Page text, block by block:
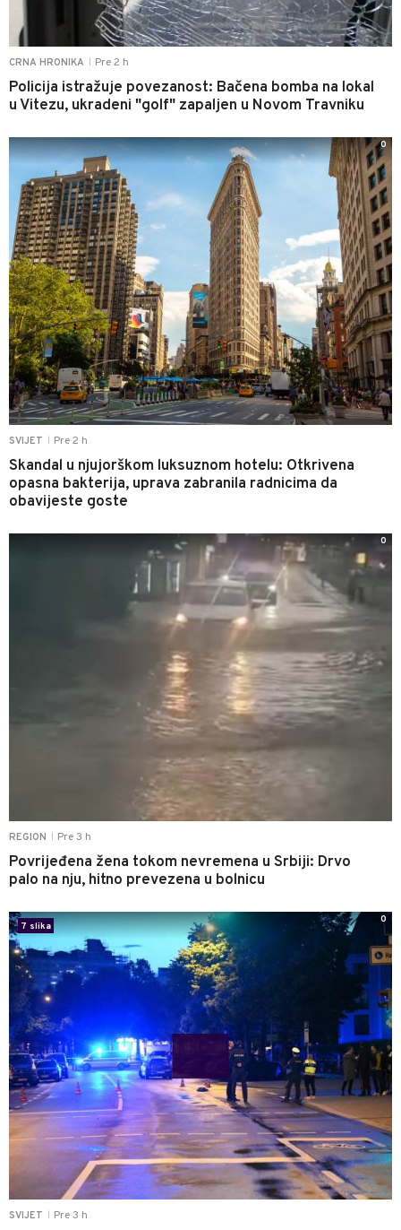
CRNA HRONIKA Pre 2 h
Policija istražuje povezanost: Bačena bomba na lokal
u Vitezu, ukradeni "golf" zapaljen u Novom Travniku
SVIJET Pre 2 h
Skandal u njujorškom luksuznom hotelu: Otkrivena
opasna bakterija, uprava zabranila radnicima da
obavijeste goste
0
REGION Pre 3 h
Povrijeđena žena tokom nevremena u Srbiji: Drvo
palo na nju, hitno prevezena u bolnicu
0
SVIJET Pre 3 h
7 slika
0